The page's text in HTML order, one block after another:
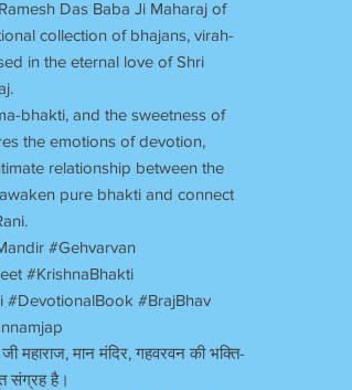
Das Baba Ji Maharaj of
collection of bhajans, virah-
in the eternal love of Shri
bhakti, and the sweetness of
the emotions of devotion,
relationship between the
pure bhakti and connect
#Gehvarvan
#KrishnaBhakti
#DevotionalBook #BrajBhav
महाराज,मान मंदिर,गहवरवन की भक्ति-
संग्रह है।